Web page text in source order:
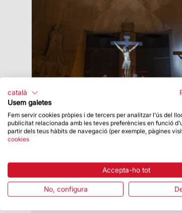
Data de publicació
Santa a la Sagrada Família
Dins dels actes de Setmana
oficiar les tradicionals
litúrgiques
català
Usem galetes
Fem servir cookies pròpies i de tercers per analitzar l'ús del
publicitat relacionada amb les teves preferències en funció
partir dels teus hàbits de navegació (per exemple, pàgines
cookies
Accepta-ho tot
No, configura